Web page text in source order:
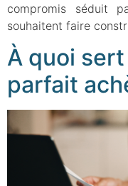
compromis séduit
souhaitent faire
À quoi
parfait